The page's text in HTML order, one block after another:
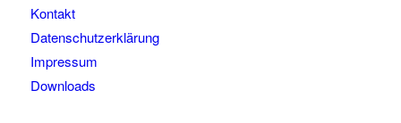
Kontakt
Datenschutzerklärung
Impressum
Downloads